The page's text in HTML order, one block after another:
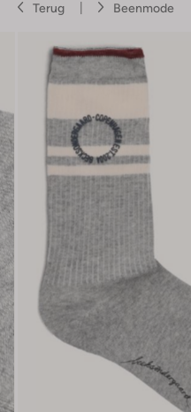
Terug Beenmode